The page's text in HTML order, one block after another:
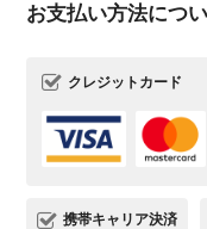
お支払い方法につ
クレジットカード
携帯キャリア決済